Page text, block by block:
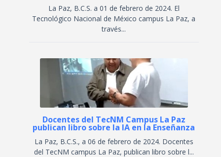
La Paz, B.C.S. a 01 de febrero de 2024. El
Tecnológico Nacional de México campus La Paz, a
través...
Docentes del TecNM Campus La Paz
publican libro sobre la IA en la Enseñanza
La Paz, B.C.S., a 06 de febrero de 2024. Docentes
del TecNM campus La Paz, publican libro sobre l...